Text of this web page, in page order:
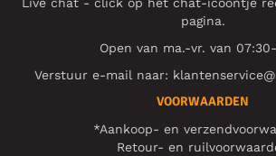
Live chat - click op het chat-icoontje
pagina.
Open van ma.-vr. van 07:30-
Verstuur e-mail naar:
VOORWAARDEN
*Aankoop- en
Retour- en